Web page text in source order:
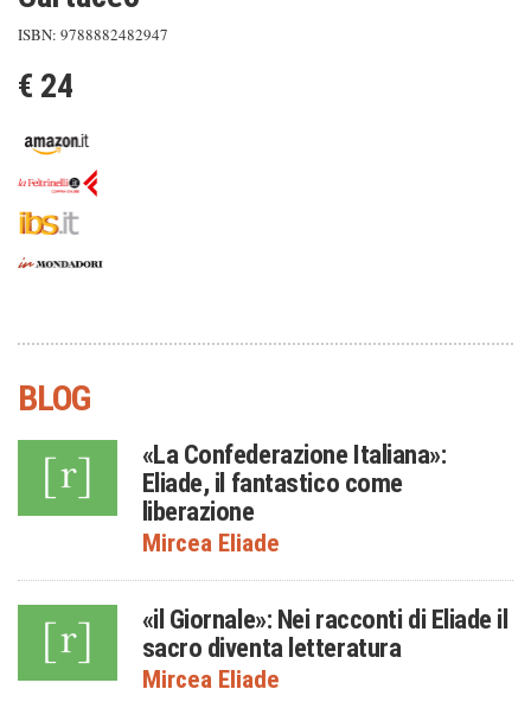
ISBN: 9788882482947
€ 24
BLOG
«La Confederazione Italiana»:
Eliade, il fantastico come
liberazione
Mircea Eliade
«il Giornale»: Nei racconti di Eliade il
sacro diventa letteratura
Mircea Eliade